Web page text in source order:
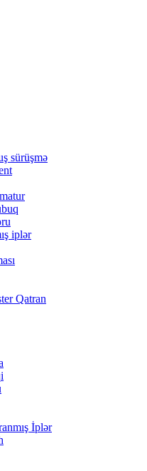
sürüşmə
iplər
Qatran
İplər